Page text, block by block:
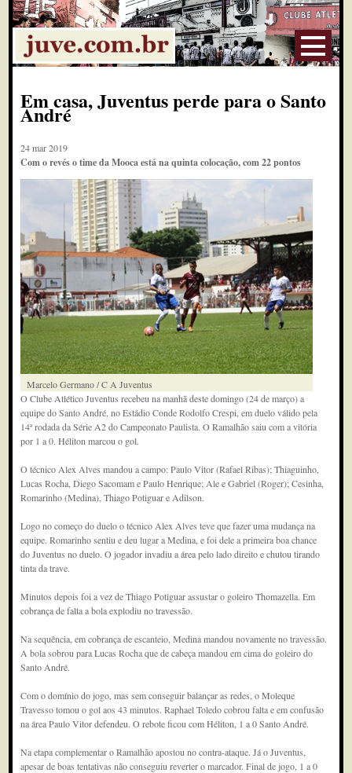
Em casa, Juventus perde para o Santo
André
24 mar 2019
Com o revés o time da Mooca está na quinta colocação, com 22 pontos
Marcelo Germano / C A Juventus
O Clube Atlético Juventus recebeu na manhã deste domingo (24 de março) a
equipe do Santo André, no Estádio Conde Rodolfo Crespi, em duelo válido pela
14ª rodada da Série A2 do Campeonato Paulista. O Ramalhão saiu com a vitória
por 1 a 0. Héliton marcou o gol.
O técnico Alex Alves mandou a campo: Paulo Vitor (Rafael Ribas); Thiaguinho,
Lucas Rocha, Diego Sacomam e Paulo Henrique; Ale e Gabriel (Roger); Cesinha,
Romarinho (Medina), Thiago Potiguar e Adilson.
Logo no começo do duelo o técnico Alex Alves teve que fazer uma mudança na
equipe. Romarinho sentiu e deu lugar a Medina, e foi dele a primeira boa chance
do Juventus no duelo. O jogador invadiu a área pelo lado direito e chutou tirando
tinta da trave.
Minutos depois foi a vez de Thiago Potiguar assustar o goleiro Thomazella. Em
cobrança de falta a bola explodiu no travessão.
Na sequência, em cobrança de escanteio, Medina mandou novamente no travessão.
A bola sobrou para Lucas Rocha que de cabeça mandou em cima do goleiro do
Santo André.
Com o domínio do jogo, mas sem conseguir balançar as redes, o Moleque
Travesso tomou o gol aos 43 minutos. Raphael Toledo cobrou falta e em confusão
na área Paulo Vitor defendeu. O rebote ficou com Héliton, 1 a 0 Santo André.
Na etapa complementar o Ramalhão apostou no contra-ataque. Já o Juventus,
apesar de boas tentativas não conseguiu reverter o marcador. Final de jogo, 1 a 0